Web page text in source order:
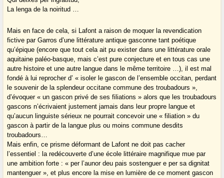
La lenga de la noiritud …
Mais en face de cela, si Lafont a raison de moquer la revendication
fictive par Garros d’une littérature antique gasconne tant poétique
qu’épique (encore que tout cela ait pu exister dans une littérature orale
aquitaine paléo-basque, mais c’est pure conjecture et en tous cas une
autre histoire et une autre langue dans le même territoire …), il est mal
fondé à lui reprocher d’ « isoler le gascon de l’ensemble occitan, perdant
le souvenir de la splendeur occitane commune des troubadours »,
d’évoquer « un gascon privé de ses filiations » alors que les troubadours
gascons n’écrivaient justement jamais dans leur propre langue et
qu’aucun linguiste sérieux ne pourrait concevoir une « filiation » du
gascon à partir de la langue plus ou moins commune desdits
troubadours…
Mais enfin, ce prisme déformant de Lafont ne doit pas cacher
l’essentiel : la redécouverte d’une école littéraire magnifique mue par
une ambition forte : « per l’aunor deu pais sostenguer e per sa dignitat
mantenguer », et plus encore la mise en lumière de ce moment gascon